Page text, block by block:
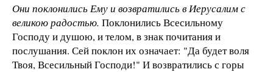
Они поклонились Ему и возвратились в Иерусалим с
великою радостью. Поклонились Всесильному
Господу и душою, и телом, в знак почитания и
послушания. Сей поклон их означает: "Да будет воля
Твоя, Всесильный Господи!" И возвратились с горы